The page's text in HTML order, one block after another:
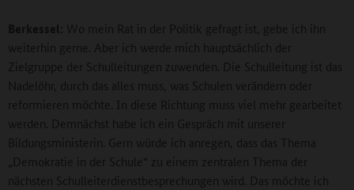
Berkessel: Wo mein Rat in der Politik gefragt ist, gebe ich ihn
weiterhin gerne. Aber ich werde mich hauptsächlich der
Zielgruppe der Schulleitungen zuwenden. Die Schulleitung ist das
Nadelöhr, durch das alles muss, was Schulen verändern oder
reformieren möchte. In diese Richtung muss viel mehr gearbeitet
werden. Demnächst habe ich ein Gespräch mit unserer
Bildungsministerin. Gern würde ich anregen, dass das Thema
„Demokratie in der Schule“ zu einem zentralen Thema der
nächsten Schulleiterdienstbesprechungen wird. Das möchte ich